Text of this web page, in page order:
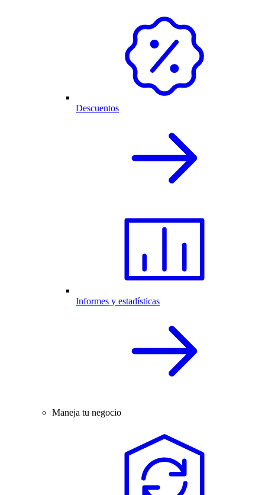
Descuentos
Informes y estadísticas
Maneja tu negocio